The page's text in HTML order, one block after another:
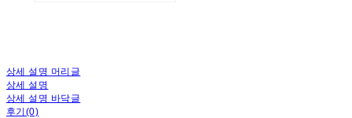
상세 설명 머리글
상세 설명
상세 설명 바닥글
후기(0)